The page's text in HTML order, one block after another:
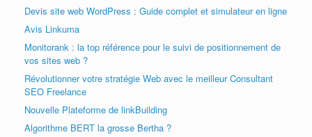
Devis site web WordPress : Guide complet et simulateur en ligne
Avis Linkuma
Monitorank : la top référence pour le suivi de positionnement de
vos sites web ?
Révolutionner votre stratégie Web avec le meilleur Consultant
SEO Freelance
Nouvelle Plateforme de linkBuilding
Algorithme BERT la grosse Bertha ?